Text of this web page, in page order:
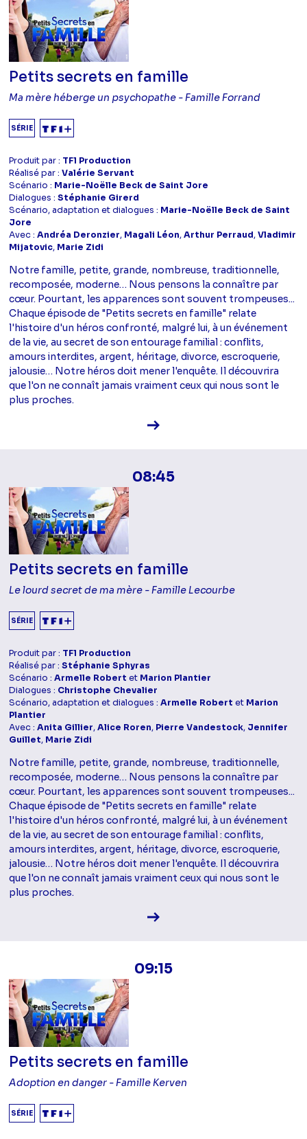
Petits secrets en famille
Ma mère héberge un psychopathe - Famille Forrand
SÉRIE
Produit par : TF1 Production
Réalisé par :Valérie Servant
Scénario : Marie-Noëlle Beck de Saint Jore
Dialogues :Stéphanie Girerd
Scénario, adaptation et dialogues : Marie-Noëlle Beck de Saint
Jore
Avec :Andréa Deronzier, Magali Léon,Arthur Perraud,Vladimir
Mijatovic, Marie Zidi
Notre famille, petite, grande, nombreuse, traditionnelle,
recomposée, moderne… Nous pensons la connaître par
cœur. Pourtant, les apparences sont souvent trompeuses...
Chaque épisode de "Petits secrets en famille" relate
l'histoire d'un héros confronté, malgré lui, à un événement
de la vie, au secret de son entourage familial : conflits,
amours interdites, argent, héritage, divorce, escroquerie,
jalousie… Notre héros doit mener l'enquête. Il découvrira
que l'on ne connaît jamais vraiment ceux qui nous sont le
plus proches.
Voir la fiche diffusion
08:45
Petits secrets en famille
Le lourd secret de ma mère - Famille Lecourbe
SÉRIE
Produit par : TF1 Production
Réalisé par :Stéphanie Sphyras
Scénario :Armelle Robert et Marion Plantier
Dialogues : Christophe Chevalier
Scénario, adaptation et dialogues :Armelle Robert et Marion
Plantier
Avec :Anita Gillier,Alice Roren, Pierre Vandestock, Jennifer
Guillet, Marie Zidi
Notre famille, petite, grande, nombreuse, traditionnelle,
recomposée, moderne… Nous pensons la connaître par
cœur. Pourtant, les apparences sont souvent trompeuses...
Chaque épisode de "Petits secrets en famille" relate
l'histoire d'un héros confronté, malgré lui, à un événement
de la vie, au secret de son entourage familial : conflits,
amours interdites, argent, héritage, divorce, escroquerie,
jalousie… Notre héros doit mener l'enquête. Il découvrira
que l'on ne connaît jamais vraiment ceux qui nous sont le
plus proches.
Voir la fiche diffusion
09:15
Petits secrets en famille
Adoption en danger - Famille Kerven
SÉRIE